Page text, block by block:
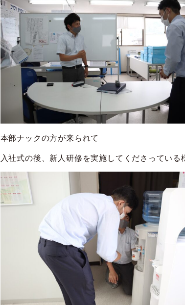
本部ナックの方が来られて
入社式の後、新人研修を実施してくださっている